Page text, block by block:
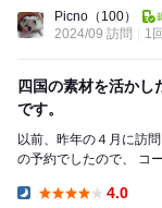
Picno （100）
2024/09 訪問
1回
四国の素材を活か
です。
以前、昨年の４月に訪問して、 とても良かったので、２
の予約でしたので、 コースは対応できなく、 アラカルトにて。 前回の時
4.0